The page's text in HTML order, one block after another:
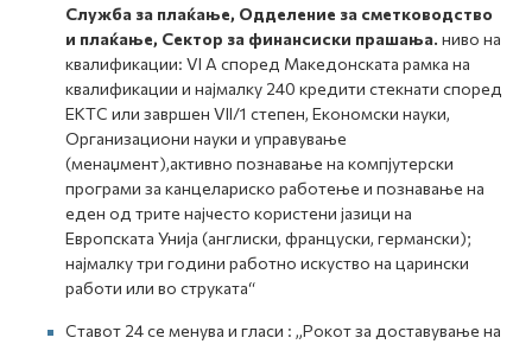
Служба за плаќање, Одделение за сметководство
и плаќање, Сектор за финансиски прашања. ниво на
квалификации: VI А според Македонската рамка на
квалификации и најмалку 240 кредити стекнати според
ЕКТС или завршен VII/1 степен, Економски науки,
Организациони науки и управување
(менаџмент),активно познавање на компјутерски
програми за канцелариско работење и познавање на
еден од трите најчесто користени јазици на
Европската Унија (англиски, француски, германски);
најмалку три години работно искуство на царински
работи или во струката“
Ставот 24 се менува и гласи : „Рокот за доставување на